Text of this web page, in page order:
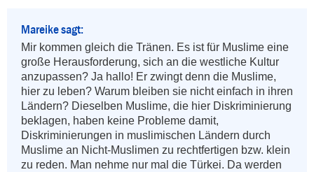
Mareike sagt:
Mir kommen gleich die Tränen. Es ist für Muslime eine
große Herausforderung, sich an die westliche Kultur
anzupassen? Ja hallo! Er zwingt denn die Muslime,
hier zu leben? Warum bleiben sie nicht einfach in ihren
Ländern? Dieselben Muslime, die hier Diskriminierung
beklagen, haben keine Probleme damit,
Diskriminierungen in muslimischen Ländern durch
Muslime an Nicht-Muslimen zu rechtfertigen bzw. klein
zu reden. Man nehme nur mal die Türkei. Da werden